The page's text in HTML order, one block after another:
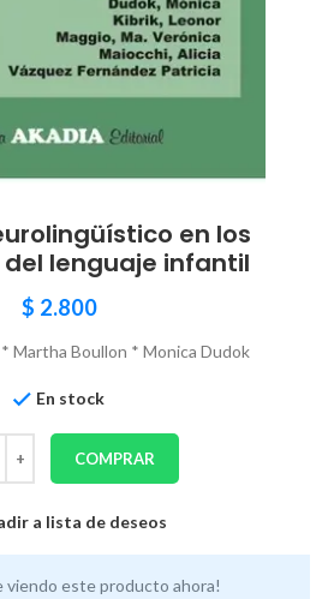
en los
lenguaje infantil
$ 2.800
Martha Boullon * Monica Dudok
En stock
COMPRAR
a lista de deseos
viendo este producto ahora!